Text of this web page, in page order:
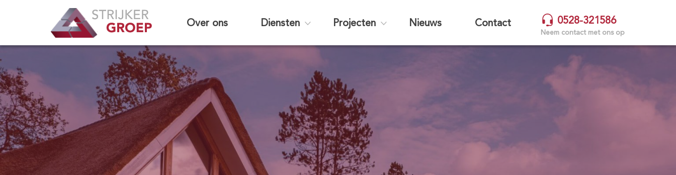
Over ons Diensten Projecten Nieuws Contact 0528-321586
Neem contact met ons op